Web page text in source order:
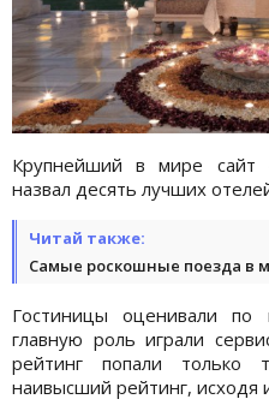
Крупнейший в мире сайт
назвал десять лучших
Читай также:
Самые роскошные поезда в
Гостиницы оценивали по
главную роль играли
рейтинг попали только
наивысший рейтинг, исходя